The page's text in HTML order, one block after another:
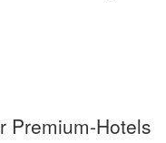
Premium-Hotels